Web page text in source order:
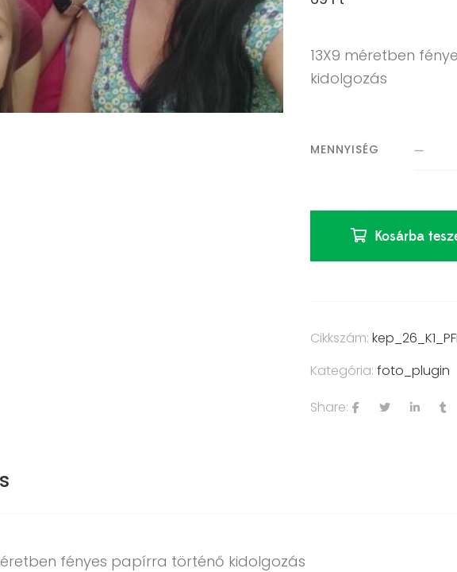
13X9 méretben
kidolgozás
MENNYISÉG
Kosárba
Cikkszám:
Kategória:foto_plugin
Share:
fényes papírra történő kidolgozás